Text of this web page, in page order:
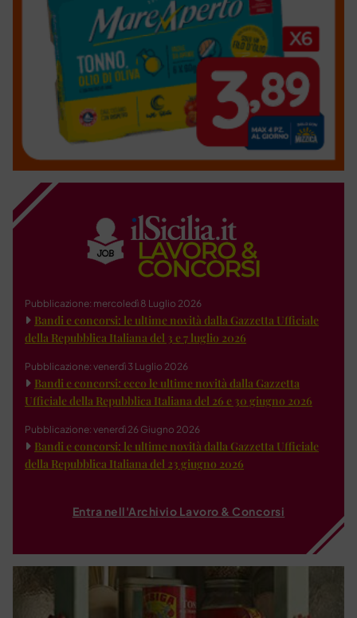
Pubblicazione: mercoledì 8 Luglio 2026
Bandi e concorsi: le ultime novità dalla Gazzetta Ufficiale
della Repubblica Italiana del 3 e 7 luglio 2026
Pubblicazione: venerdì 3 Luglio 2026
Bandi e concorsi: ecco le ultime novità dalla Gazzetta
Ufficiale della Repubblica Italiana del 26 e 30 giugno 2026
Pubblicazione: venerdì 26 Giugno 2026
Bandi e concorsi: le ultime novità dalla Gazzetta Ufficiale
della Repubblica Italiana del 23 giugno 2026
Entra nell'Archivio Lavoro & Concorsi